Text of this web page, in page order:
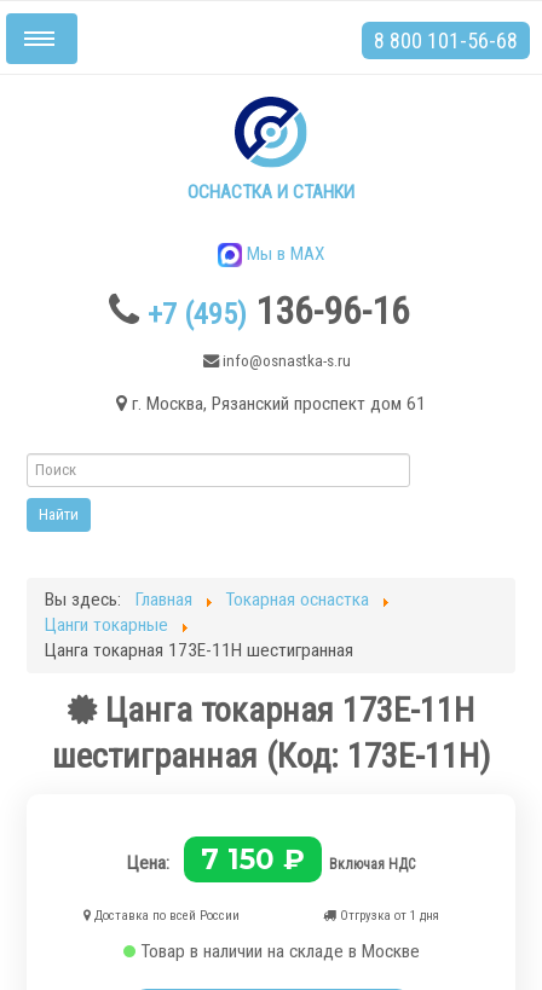
ОСНАСТКА И СТАНКИ
Мы в MAX
+7 (495) 136-96-16
info@osnastka-s.ru
г. Москва, Рязанский проспект дом 61
Включить/
выключить
8 800 101-56-68
Токарные станки
Токарные станки с ЧПУ
Плоскошлифовальные станки
Запчасти для станков
Токарная оснастка
Вы здесь: Главная
Токарная оснастка
Цанги токарные
Цанга токарная 173E-11H шестигранная
Цанга токарная 173E-11H
шестигранная (Код: 173E-11H)
Цена: 7 150 ₽ Включая НДС
Доставка по всей России Отгрузка от 1 дня
Товар в наличии на складе в Москве